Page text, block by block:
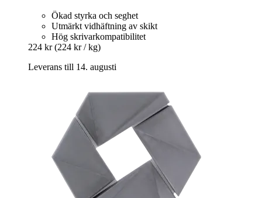
Ökad styrka och seghet
Utmärkt vidhäftning av skikt
Hög skrivarkompatibilitet
224 kr (224 kr / kg)
Leverans till 14. augusti